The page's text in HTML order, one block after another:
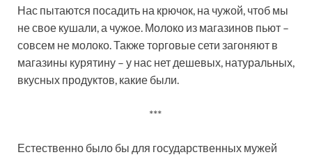
Нас пытаются посадить на крючок, на чужой, чтоб мы
не свое кушали, а чужое. Молоко из магазинов пьют –
совсем не молоко. Также торговые сети загоняют в
магазины курятину – у нас нет дешевых, натуральных,
вкусных продуктов, какие были.
***
Естественно было бы для государственных мужей